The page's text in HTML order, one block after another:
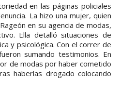
en las páginas policiales
La hizo una mujer, quien
en su agencia de modas,
Ella detalló situaciones de
y psicológica. Con el correr de
sumando testimonios. En
de modas por haber cometido
haberlas drogado colocando